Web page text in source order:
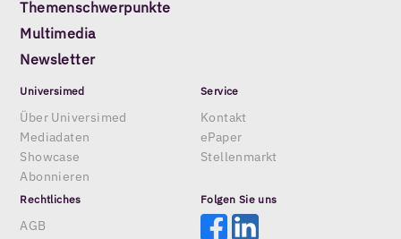
Themenschwerpunkte
Multimedia
Newsletter
Universimed
Über Universimed
Mediadaten
Showcase
Abonnieren
Service
Kontakt
ePaper
Stellenmarkt
Rechtliches
AGB
Folgen Sie uns